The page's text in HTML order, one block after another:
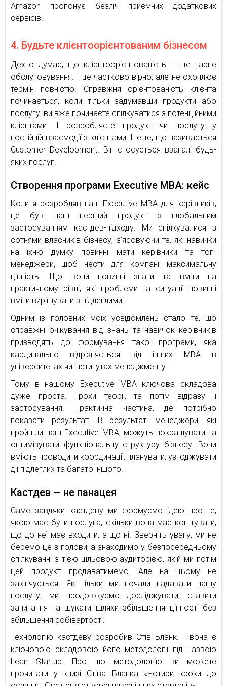
Amazon пропонує безліч приємних додаткових
сервісів.
4. Будьте клієнтоорієнтованим бізнесом
Дехто думає, що клієнтоорієнтованість — це гарне
обслуговування. І це частково вірно, але не охоплює
термін повністю. Справжня орієнтованість клієнта
починається, коли тільки задумавши продукти або
послугу, ви вже починаєте спілкуватися з потенційними
клієнтами. І розробляєте продукт чи послугу у
постійній взаємодії з клієнтами. Це те, що називається
Customer Development. Він стосується взагалі будь-
яких послуг.
Створення програми Executive MBA: кейс
Коли я розробляв наш Executive MBA для керівників,
це був наш перший продукт з глобальним
застосуванням кастдев-підходу. Ми спілкувалися з
сотнями власників бізнесу, з’ясовуючи те, які навички
на їхню думку повинні мати керівники та топ-
менеджери, щоб нести для компанії максимальну
цінність. Що вони повинні знати та вміти на
практичному рівні, які проблеми та ситуації повинні
вміти вирішувати з підлеглими.
Одним із головних моїх усвідомлень стало те, що
справжні очікування від знань та навичок керівників
призводять до формування такої програми, яка
кардинально відрізняється від інших MBA в
університетах чи інститутах менеджменту.
Тому в нашому Executive MBA ключова складова
дуже проста. Трохи теорії, та потім відразу її
застосування. Практична частина, де потрібно
показати результат. В результаті менеджери, які
пройшли наш Executive MBA, можуть покращувати та
оптимізувати функціональну структуру бізнесу. Вони
вміють проводити координації, планувати, узгоджувати
дії підлеглих та багато іншого.
Кастдев — не панацея
Саме завдяки кастдеву ми формуємо ідею про те,
якою має бути послуга, скільки вона має коштувати,
що до неї має входити, а що ні. Зверніть увагу, ми не
беремо це з голови, а знаходимо у безпосередньому
спілкуванні з тією цільовою аудиторією, якій ми потім
цей продукт продаватимемо. Але на цьому не
закінчується. Як тільки ми почали надавати нашу
послугу, ми продовжуємо досліджувати, ставити
запитання та шукати шляхи збільшення цінності без
збільшення собівартості.
Технологію кастдеву розробив Стів Бланк. І вона є
ключовою складовою його методології під назвою
Lean Startup. Про цю методологію ви можете
прочитати у книзі Стіва Бланка «Чотири кроки до